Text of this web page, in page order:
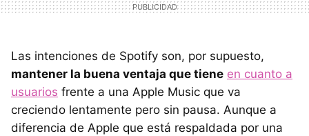
Las intenciones de Spotify son, por supuesto,
mantener la buena ventaja que tiene en cuanto a
usuarios frente a una Apple Music que va
creciendo lentamente pero sin pausa. Aunque a
diferencia de Apple que está respaldada por una